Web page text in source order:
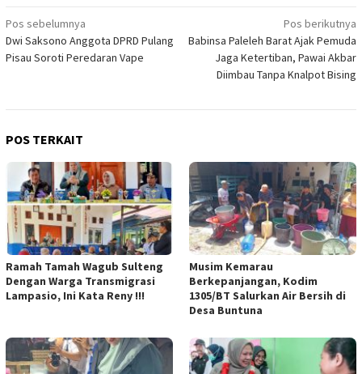
Navigasi
pos
Pos sebelumnya
Dwi Saksono Anggota DPRD Pulang
Pisau Soroti Peredaran Vape
Pos berikutnya
Babinsa Paleleh Barat Ajak Pemuda
Jaga Ketertiban, Pawai Akbar
Diimbau Tanpa Knalpot Bising
POS TERKAIT
Ramah Tamah Wagub Sulteng
Dengan Warga Transmigrasi
Lampasio, Ini Kata Reny !!!
Musim Kemarau
Berkepanjangan, Kodim
1305/BT Salurkan Air Bersih di
Desa Buntuna